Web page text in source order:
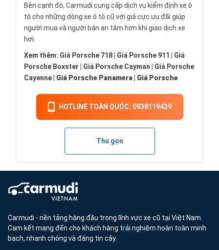
Bên cạnh đó, Carmudi cung cấp dịch vụ kiểm định xe ô
tô cho những dòng xe ô tô cũ với giá cực ưu đãi giúp
người mua và người bán an tâm hơn khi giao dịch xe
hơi.
Xem thêm: Giá Porsche 718 Giá Porsche 911
Giá
Porsche Boxster
Giá Porsche Cayman
Giá Porsche
Cayenne
Giá Porsche Panamera Giá Porsche
HOTLINE TOÀN QUỐC: 0938119439
Thu gọn
Carmudi - nền tảng hàng đầu trong lĩnh vực xe cũ tại Việt Nam.
Cam kết mang đến cho khách hàng trải nghiệm hoàn toàn minh
bạch, nhanh chóng và đáng tin cậy.